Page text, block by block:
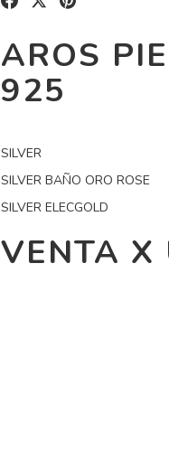
AROS
925
SILVER
SILVER BAÑO ORO ROSE
SILVER ELECGOLD
VENTA X